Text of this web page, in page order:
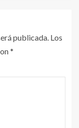
publicada. Los
*